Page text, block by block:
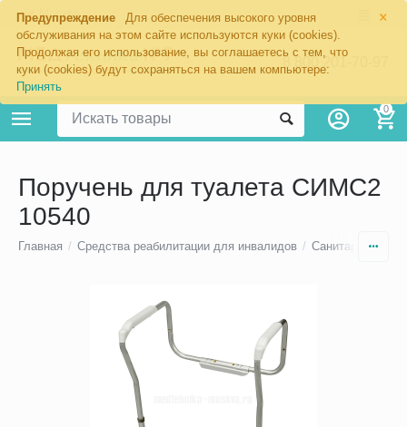
×
Предупреждение
Для обеспечения высокого уровня
обслуживания на этом сайте используются куки (cookies).
Продолжая его использование, вы соглашаетесь с тем, что
куки (cookies) будут сохраняться на вашем компьютере:
Принять
Москва
8 800 201-70-97
0
Поручень для туалета СИМС2
10540
Главная / Средства реабилитации для инвалидов / Санитарно-